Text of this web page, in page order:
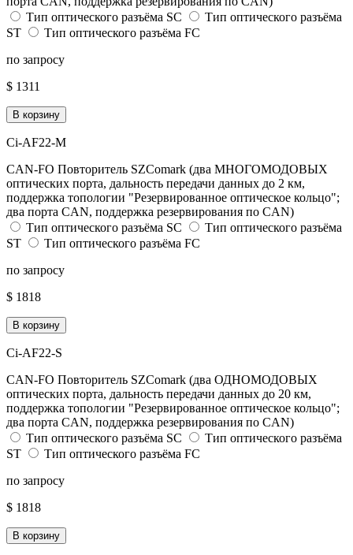
Тип оптического разъёма SC
Тип оптического разъёма
ST
Тип оптического разъёма FC
по запросу
$ 1311
В корзину
Ci-AF22-M
CAN-FO Повторитель SZComark (два МНОГОМОДОВЫХ
оптических порта, дальность передачи данных до 2 км,
поддержка топологии "Резервированное оптическое кольцо";
два порта CAN, поддержка резервирования по CAN)
Тип оптического разъёма SC
Тип оптического разъёма
ST
Тип оптического разъёма FC
по запросу
$ 1818
В корзину
Ci-AF22-S
CAN-FO Повторитель SZComark (два ОДНОМОДОВЫХ
оптических порта, дальность передачи данных до 20 км,
поддержка топологии "Резервированное оптическое кольцо";
два порта CAN, поддержка резервирования по CAN)
Тип оптического разъёма SC
Тип оптического разъёма
ST
Тип оптического разъёма FC
по запросу
$ 1818
В корзину